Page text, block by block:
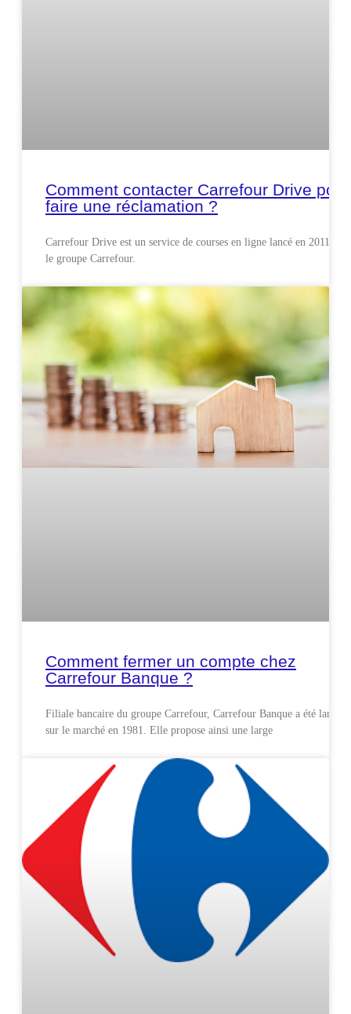
Comment contacter Carrefour Drive pour
faire une réclamation ?
Carrefour Drive est un service de courses en ligne lancé en 2011 par
le groupe Carrefour.
Comment fermer un compte chez
Carrefour Banque ?
Filiale bancaire du groupe Carrefour, Carrefour Banque a été lancée
sur le marché en 1981. Elle propose ainsi une large